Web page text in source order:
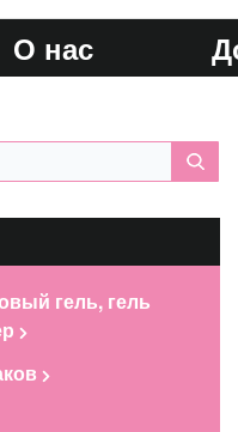
О нас
гель, гель